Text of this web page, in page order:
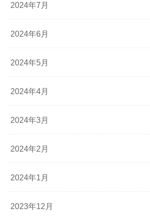
2024年7月
2024年6月
2024年5月
2024年4月
2024年3月
2024年2月
2024年1月
2023年12月